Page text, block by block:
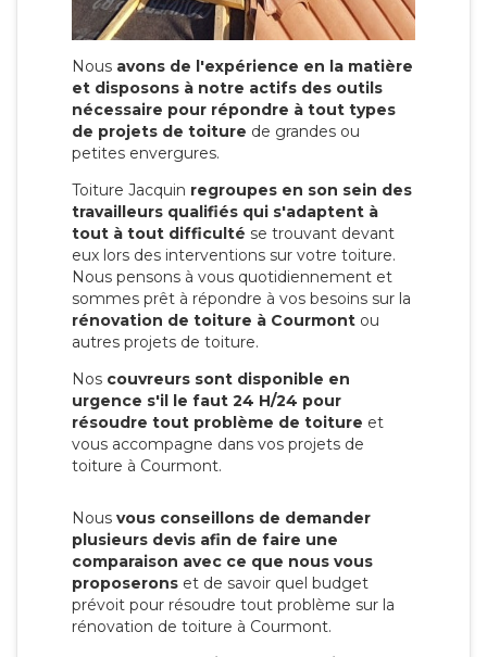
Nous avons de l'expérience en la matière
et disposons à notre actifs des outils
nécessaire pour répondre à tout types
de projets de toiture de grandes ou
petites envergures.
Toiture Jacquin regroupes en son sein des
travailleurs qualifiés qui s'adaptent à
tout à tout difficulté se trouvant devant
eux lors des interventions sur votre toiture.
Nous pensons à vous quotidiennement et
sommes prêt à répondre à vos besoins sur la
rénovation de toiture à Courmont ou
autres projets de toiture.
Nos couvreurs sont disponible en
urgence s'il le faut 24 H/24 pour
résoudre tout problème de toiture et
vous accompagne dans vos projets de
toiture à Courmont.
Nous vous conseillons de demander
plusieurs devis afin de faire une
comparaison avec ce que nous vous
proposerons et de savoir quel budget
prévoit pour résoudre tout problème sur la
rénovation de toiture à Courmont.